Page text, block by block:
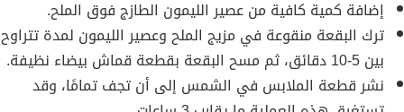
إضافة كمية كافية من عصير الليمون الطازج فوق الملح.
ترك البقعة منقوعة في مزيج الملح وعصير الليمون لمدة تتراوح
بين 5-10 دقائق، ثم مسح البقعة بقطعة قماش بيضاء نظيفة.
نشر قطعة الملابس في الشمس إلى أن تجف تمامًا، وقد